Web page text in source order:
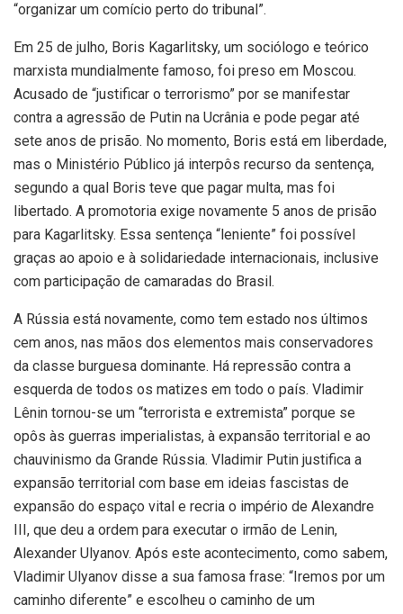
“organizar um comício perto do tribunal”.
Em 25 de julho, Boris Kagarlitsky, um sociólogo e teórico
marxista mundialmente famoso, foi preso em Moscou.
Acusado de “justificar o terrorismo” por se manifestar
contra a agressão de Putin na Ucrânia e pode pegar até
sete anos de prisão. No momento, Boris está em liberdade,
mas o Ministério Público já interpôs recurso da sentença,
segundo a qual Boris teve que pagar multa, mas foi
libertado. A promotoria exige novamente 5 anos de prisão
para Kagarlitsky. Essa sentença “leniente” foi possível
graças ao apoio e à solidariedade internacionais, inclusive
com participação de camaradas do Brasil.
A Rússia está novamente, como tem estado nos últimos
cem anos, nas mãos dos elementos mais conservadores
da classe burguesa dominante. Há repressão contra a
esquerda de todos os matizes em todo o país. Vladimir
Lênin tornou-se um “terrorista e extremista” porque se
opôs às guerras imperialistas, à expansão territorial e ao
chauvinismo da Grande Rússia. Vladimir Putin justifica a
expansão territorial com base em ideias fascistas de
expansão do espaço vital e recria o império de Alexandre
III, que deu a ordem para executar o irmão de Lenin,
Alexander Ulyanov. Após este acontecimento, como sabem,
Vladimir Ulyanov disse a sua famosa frase: “Iremos por um
caminho diferente” e escolheu o caminho de um